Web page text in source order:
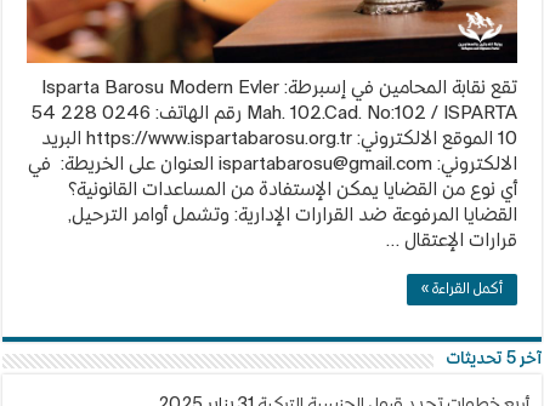
تقع نقابة المحامين في إسبرطة: Isparta Barosu Modern Evler
Mah. 102.Cad. No:102 / ISPARTA رقم الهاتف: 0246 228 54
10 الموقع الالكتروني: https://www.ispartabarosu.org.tr البريد
الالكتروني:ispartabarosu@gmail.com العنوان على الخريطة: في
أي نوع من القضايا يمكن الإستفادة من المساعدات القانونية؟
القضايا المرفوعة ضد القرارات الإدارية: وتشمل أوامر الترحيل,
قرارات الإعتقال …
أكمل القراءة »
آخر 5 تحديثات